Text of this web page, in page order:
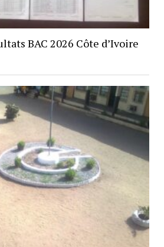
BAC 2026 Côte d’Ivoire